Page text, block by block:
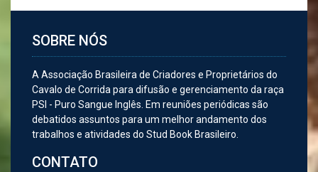
SOBRE NÓS
A Associação Brasileira de Criadores e Proprietários do
Cavalo de Corrida para difusão e gerenciamento da raça
PSI - Puro Sangue Inglês. Em reuniões periódicas são
debatidos assuntos para um melhor andamento dos
trabalhos e atividades do Stud Book Brasileiro.
CONTATO